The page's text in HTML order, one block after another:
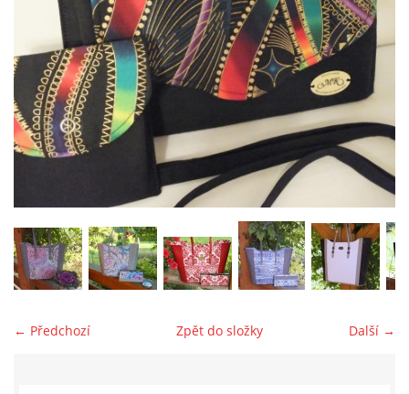
MOJE POSLEDNÍ PRÁCE
jk-laguna@seznam.cz
© 2025 eStránky.cz
← Předchozí Další →
Zpět do složky